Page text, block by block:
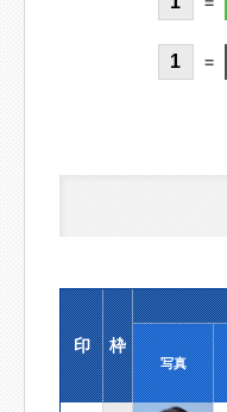
1 =
印 枠
写真